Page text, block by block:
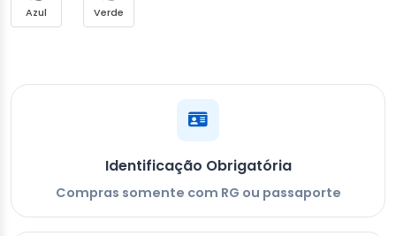
Azul Verde
Identificação Obrigatória
Compras somente com RG ou passaporte